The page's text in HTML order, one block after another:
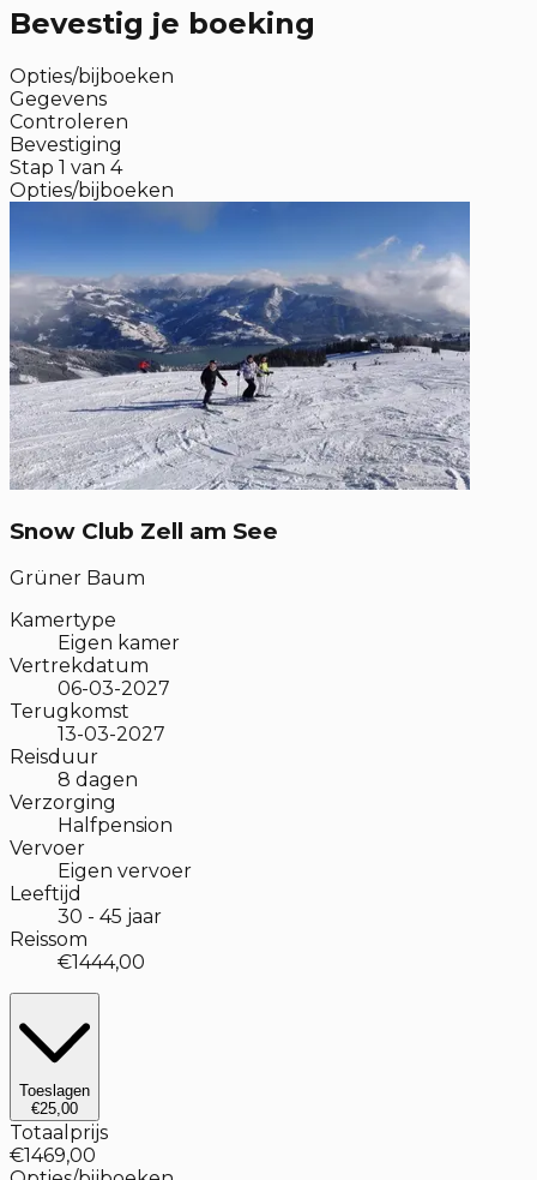
Bevestig je boeking
Opties/bijboeken
Gegevens
Controleren
Bevestiging
Stap 1 van 4
Opties/bijboeken
Snow Club Zell am See
Grüner Baum
Kamertype
Eigen kamer
Vertrekdatum
06-03-2027
Terugkomst
13-03-2027
Reisduur
8 dagen
Verzorging
Halfpension
Vervoer
Eigen vervoer
Leeftijd
30 - 45 jaar
Reissom
€1444,00
Toeslagen
€25,00
Totaalprijs
€1469,00